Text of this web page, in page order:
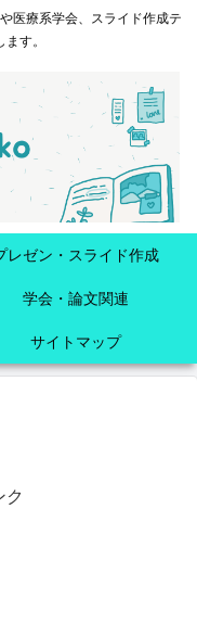
医療系学会、スライド作成テ
す。
レゼン・スライド作成
学会・論文関連
サイトマップ
ク